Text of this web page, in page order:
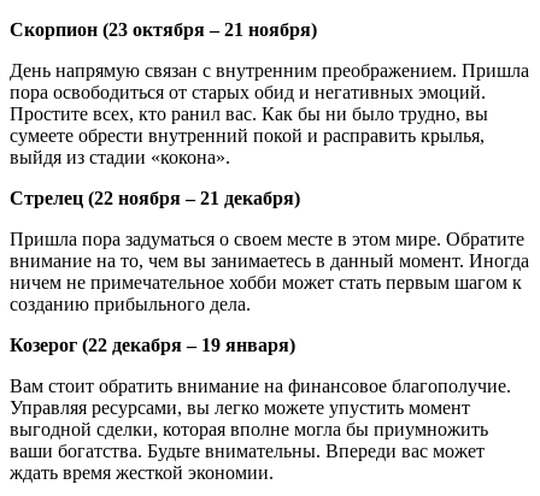
Скорпион (23 октября – 21 ноября)
День напрямую связан с внутренним преображением. Пришла
пора освободиться от старых обид и негативных эмоций.
Простите всех, кто ранил вас. Как бы ни было трудно, вы
сумеете обрести внутренний покой и расправить крылья,
выйдя из стадии «кокона».
Стрелец (22 ноября – 21 декабря)
Пришла пора задуматься о своем месте в этом мире. Обратите
внимание на то, чем вы занимаетесь в данный момент. Иногда
ничем не примечательное хобби может стать первым шагом к
созданию прибыльного дела.
Козерог (22 декабря – 19 января)
Вам стоит обратить внимание на финансовое благополучие.
Управляя ресурсами, вы легко можете упустить момент
выгодной сделки, которая вполне могла бы приумножить
ваши богатства. Будьте внимательны. Впереди вас может
ждать время жесткой экономии.